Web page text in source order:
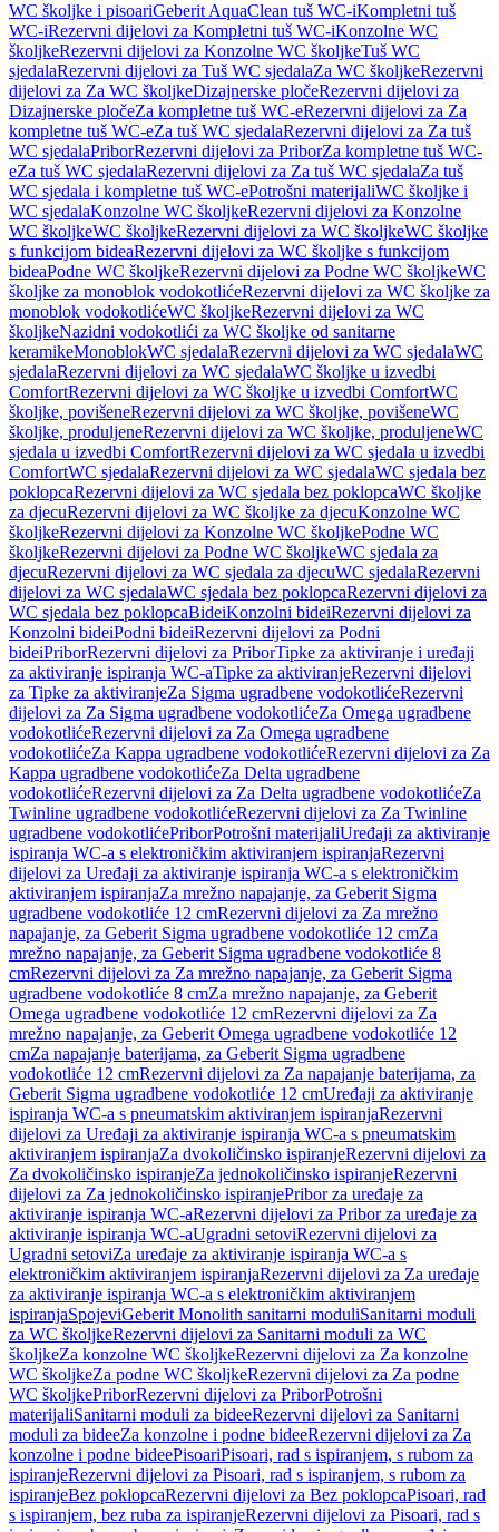
WC školjke i pisoariGeberit AquaClean tuš WC-iKompletni tuš
WC-iRezervni dijelovi za Kompletni tuš WC-iKonzolne WC
školjkeRezervni dijelovi za Konzolne WC školjkeTuš WC
sjedalaRezervni dijelovi za Tuš WC sjedalaZa WC školjkeRezervni
dijelovi za Za WC školjkeDizajnerske pločeRezervni dijelovi za
Dizajnerske pločeZa kompletne tuš WC-eRezervni dijelovi za Za
kompletne tuš WC-eZa tuš WC sjedalaRezervni dijelovi za Za tuš
WC sjedalaPriborRezervni dijelovi za PriborZa kompletne tuš WC-
eZa tuš WC sjedalaRezervni dijelovi za Za tuš WC sjedalaZa tuš
WC sjedala i kompletne tuš WC-ePotrošni materijaliWC školjke i
WC sjedalaKonzolne WC školjkeRezervni dijelovi za Konzolne
WC školjkeWC školjkeRezervni dijelovi za WC školjkeWC školjke
s funkcijom bideaRezervni dijelovi za WC školjke s funkcijom
bideaPodne WC školjkeRezervni dijelovi za Podne WC školjkeWC
školjke za monoblok vodokotlićeRezervni dijelovi za WC školjke za
monoblok vodokotlićeWC školjkeRezervni dijelovi za WC
školjkeNazidni vodokotlići za WC školjke od sanitarne
keramikeMonoblokWC sjedalaRezervni dijelovi za WC sjedalaWC
sjedalaRezervni dijelovi za WC sjedalaWC školjke u izvedbi
ComfortRezervni dijelovi za WC školjke u izvedbi ComfortWC
školjke, povišeneRezervni dijelovi za WC školjke, povišeneWC
školjke, produljeneRezervni dijelovi za WC školjke, produljeneWC
sjedala u izvedbi ComfortRezervni dijelovi za WC sjedala u izvedbi
ComfortWC sjedalaRezervni dijelovi za WC sjedalaWC sjedala bez
poklopcaRezervni dijelovi za WC sjedala bez poklopcaWC školjke
za djecuRezervni dijelovi za WC školjke za djecuKonzolne WC
školjkeRezervni dijelovi za Konzolne WC školjkePodne WC
školjkeRezervni dijelovi za Podne WC školjkeWC sjedala za
djecuRezervni dijelovi za WC sjedala za djecuWC sjedalaRezervni
dijelovi za WC sjedalaWC sjedala bez poklopcaRezervni dijelovi za
WC sjedala bez poklopcaBideiKonzolni bideiRezervni dijelovi za
Konzolni bideiPodni bideiRezervni dijelovi za Podni
bideiPriborRezervni dijelovi za PriborTipke za aktiviranje i uređaji
za aktiviranje ispiranja WC-aTipke za aktiviranjeRezervni dijelovi
za Tipke za aktiviranjeZa Sigma ugradbene vodokotlićeRezervni
dijelovi za Za Sigma ugradbene vodokotlićeZa Omega ugradbene
vodokotlićeRezervni dijelovi za Za Omega ugradbene
vodokotlićeZa Kappa ugradbene vodokotlićeRezervni dijelovi za Za
Kappa ugradbene vodokotlićeZa Delta ugradbene
vodokotlićeRezervni dijelovi za Za Delta ugradbene vodokotlićeZa
Twinline ugradbene vodokotlićeRezervni dijelovi za Za Twinline
ugradbene vodokotlićePriborPotrošni materijaliUređaji za aktiviranje
ispiranja WC-a s elektroničkim aktiviranjem ispiranjaRezervni
dijelovi za Uređaji za aktiviranje ispiranja WC-a s elektroničkim
aktiviranjem ispiranjaZa mrežno napajanje, za Geberit Sigma
ugradbene vodokotliće 12 cmRezervni dijelovi za Za mrežno
napajanje, za Geberit Sigma ugradbene vodokotliće 12 cmZa
mrežno napajanje, za Geberit Sigma ugradbene vodokotliće 8
cmRezervni dijelovi za Za mrežno napajanje, za Geberit Sigma
ugradbene vodokotliće 8 cmZa mrežno napajanje, za Geberit
Omega ugradbene vodokotliće 12 cmRezervni dijelovi za Za
mrežno napajanje, za Geberit Omega ugradbene vodokotliće 12
cmZa napajanje baterijama, za Geberit Sigma ugradbene
vodokotliće 12 cmRezervni dijelovi za Za napajanje baterijama, za
Geberit Sigma ugradbene vodokotliće 12 cmUređaji za aktiviranje
ispiranja WC-a s pneumatskim aktiviranjem ispiranjaRezervni
dijelovi za Uređaji za aktiviranje ispiranja WC-a s pneumatskim
aktiviranjem ispiranjaZa dvokoličinsko ispiranjeRezervni dijelovi za
Za dvokoličinsko ispiranjeZa jednokoličinsko ispiranjeRezervni
dijelovi za Za jednokoličinsko ispiranjePribor za uređaje za
aktiviranje ispiranja WC-aRezervni dijelovi za Pribor za uređaje za
aktiviranje ispiranja WC-aUgradni setoviRezervni dijelovi za
Ugradni setoviZa uređaje za aktiviranje ispiranja WC-a s
elektroničkim aktiviranjem ispiranjaRezervni dijelovi za Za uređaje
za aktiviranje ispiranja WC-a s elektroničkim aktiviranjem
ispiranjaSpojeviGeberit Monolith sanitarni moduliSanitarni moduli
za WC školjkeRezervni dijelovi za Sanitarni moduli za WC
školjkeZa konzolne WC školjkeRezervni dijelovi za Za konzolne
WC školjkeZa podne WC školjkeRezervni dijelovi za Za podne
WC školjkePriborRezervni dijelovi za PriborPotrošni
materijaliSanitarni moduli za bideeRezervni dijelovi za Sanitarni
moduli za bideeZa konzolne i podne bideeRezervni dijelovi za Za
konzolne i podne bideePisoariPisoari, rad s ispiranjem, s rubom za
ispiranjeRezervni dijelovi za Pisoari, rad s ispiranjem, s rubom za
ispiranjeBez poklopcaRezervni dijelovi za Bez poklopcaPisoari, rad
s ispiranjem, bez ruba za ispiranjeRezervni dijelovi za Pisoari, rad s